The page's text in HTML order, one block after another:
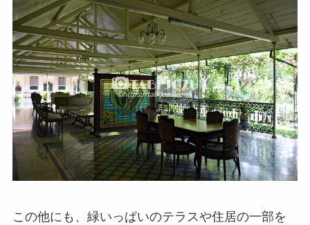
この他にも、緑いっぱいのテラスや住居の一部を